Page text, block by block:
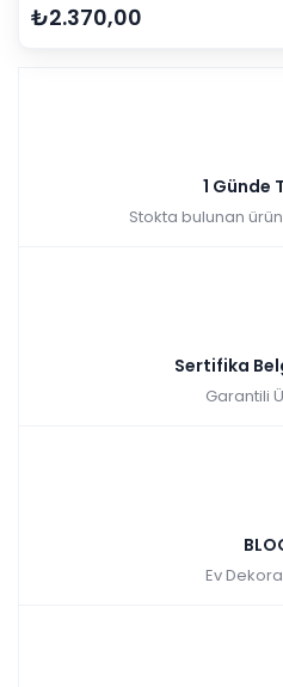
₺2.370,00
1 Günde
Stokta bulunan
Sertifika
Garantili
Ev